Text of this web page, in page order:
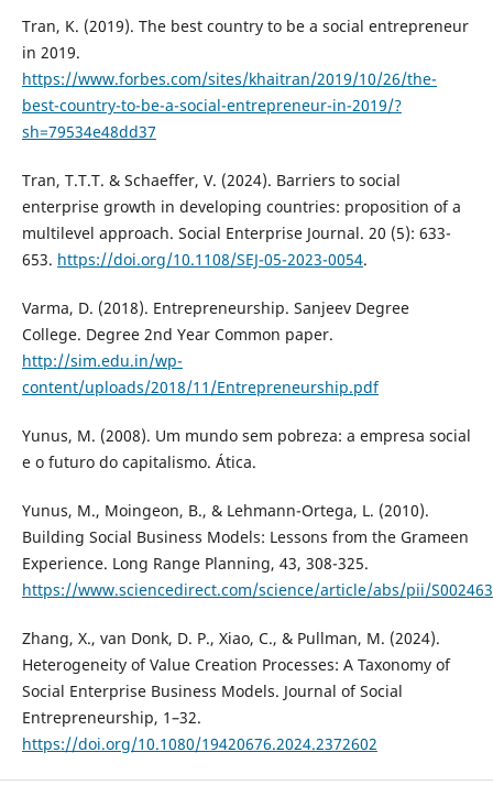
Tran, K. (2019). The best country to be a social entrepreneur
in 2019.
https://www.forbes.com/sites/khaitran/2019/10/26/the-
best-country-to-be-a-social-entrepreneur-in-2019/?
sh=79534e48dd37
Tran, T.T.T. & Schaeffer, V. (2024). Barriers to social
enterprise growth in developing countries: proposition of a
multilevel approach. Social Enterprise Journal. 20 (5): 633-
653. https://doi.org/10.1108/SEJ-05-2023-0054.
Varma, D. (2018). Entrepreneurship. Sanjeev Degree
College. Degree 2nd Year Common paper.
http://sim.edu.in/wp-
content/uploads/2018/11/Entrepreneurship.pdf
Yunus, M. (2008). Um mundo sem pobreza: a empresa social
e o futuro do capitalismo. Ática.
Yunus, M., Moingeon, B., & Lehmann-Ortega, L. (2010).
Building Social Business Models: Lessons from the Grameen
Experience. Long Range Planning, 43, 308-325.
https://www.sciencedirect.com/science/article/abs/pii/
Zhang, X., van Donk, D. P., Xiao, C., & Pullman, M. (2024).
Heterogeneity of Value Creation Processes: A Taxonomy of
Social Enterprise Business Models. Journal of Social
Entrepreneurship, 1–32.
https://doi.org/10.1080/19420676.2024.2372602